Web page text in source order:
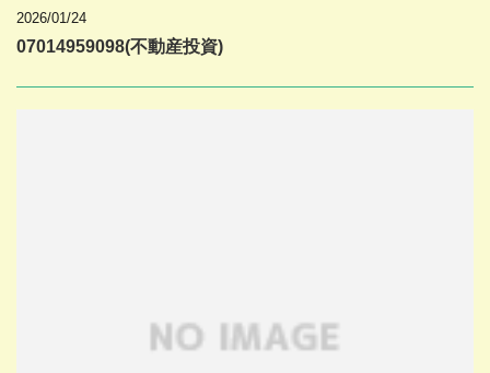
2026/01/24
07014959098(不動産投資)